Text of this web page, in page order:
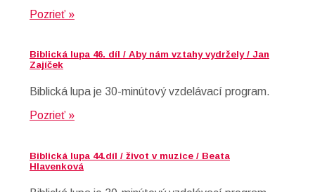
Pozrieť »
Biblická lupa 46. díl / Aby nám vztahy vydržely / Jan
Zajíček
Biblická lupa je 30-minútový vzdelávací program.
Pozrieť »
Biblická lupa 44.díl / život v muzice / Beata
Hlavenková